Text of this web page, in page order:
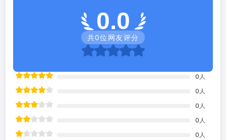
0.0
共0位网友评分
0 人
0 人
0 人
0 人
0 人